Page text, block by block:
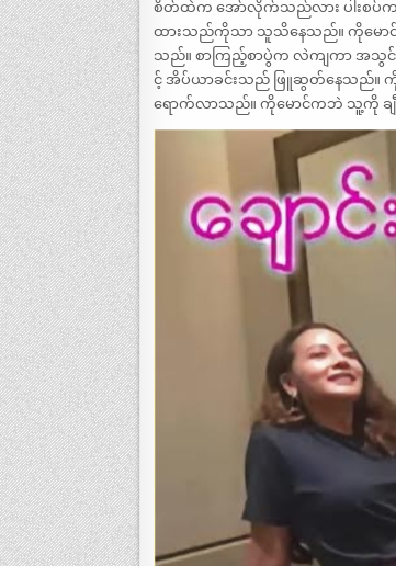
စိတ်ထဲက အော်လိုက်သည်လား ပါးစပ်
ထားသည်ကိုသာ သူသိနေသည်။ ကိုမော
သည်။ စာကြည့်စာပွဲက လဲကျကာ အသွင်ပ
င့် အိပ်ယာခင်းသည် ဖြူဆွတ်နေသည်။ ကိုမ
ရောက်လာသည်။ ကိုမောင်ကဘဲ သူ့ကို ချီ